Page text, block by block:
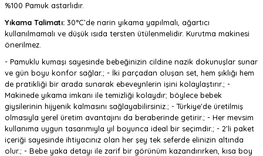
%100 Pamuk astarlıdır.
Yıkama Talimatı: 30°C’de narin yıkama yapılmalı, ağartıcı
kullanılmamalı ve düşük ısıda tersten ütülenmelidir. Kurutma makinesi
önerilmez.
- Pamuklu kumaşı sayesinde bebeğinizin cildine nazik dokunuşlar sunar
ve gün boyu konfor sağlar.; - İki parçadan oluşan set, hem şıklığı hem
de pratikliği bir arada sunarak ebeveynlerin işini kolaylaştırır.; -
Makinede yıkama imkanı ile temizliği kolaydır; böylece bebek
giysilerinin hijyenik kalmasını sağlayabilirsiniz.; - Türkiye'de üretilmiş
olmasıyla yerel üretim avantajını da beraberinde getirir.; - Her mevsim
kullanıma uygun tasarımıyla yıl boyunca ideal bir seçimdir.; - 2'li paket
içeriği sayesinde ihtiyacınız olan her şey tek seferde elinizin altında
olur.; - Bebe yaka detayı ile zarif bir görünüm kazandırırken, kısa boy